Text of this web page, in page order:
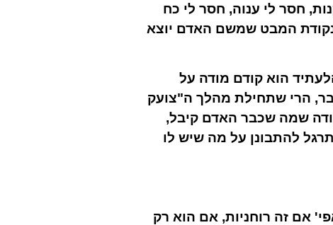
חסר לי ענוה, חסר לי כח
המבט שמשם האדם יוצא
הוא קודם מודה על
הרי שתחילת מהלך ה"צועק
שמה שכבר האדם קיבל,
להתבונן על מה שיש לו
אם זה רוחניות, אם הוא רק